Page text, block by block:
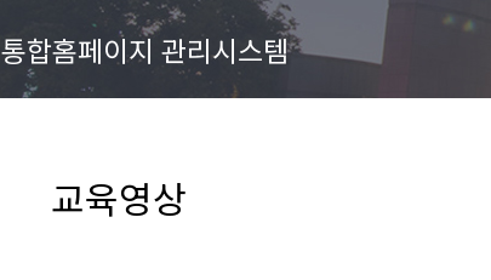
통합홈페이지 관리시스템
교육영상